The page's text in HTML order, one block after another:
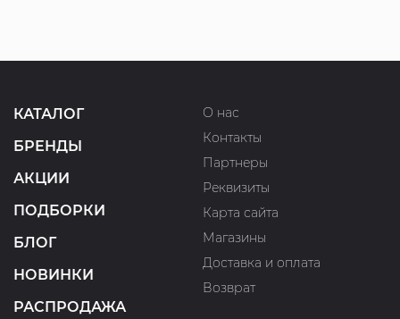
КАТАЛОГ
БРЕНДЫ
АКЦИИ
ПОДБОРКИ
БЛОГ
НОВИНКИ
РАСПРОДАЖА
О нас
Контакты
Партнеры
Реквизиты
Карта сайта
Магазины
Доставка и оплата
Возврат